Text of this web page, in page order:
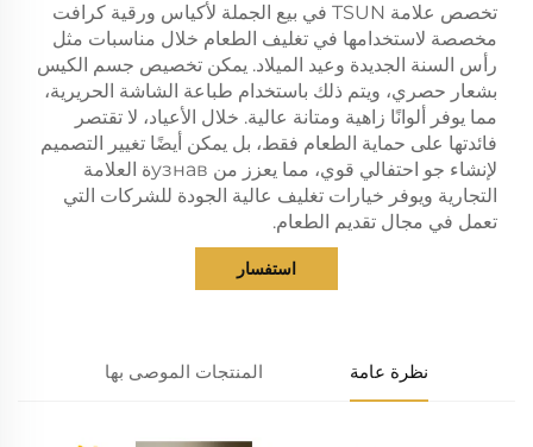
تخصص علامة TSUN في بيع الجملة لأكياس ورقية كرافت
مخصصة لاستخدامها في تغليف الطعام خلال مناسبات مثل
رأس السنة الجديدة وعيد الميلاد. يمكن تخصيص جسم الكيس
بشعار حصري، ويتم ذلك باستخدام طباعة الشاشة الحريرية،
مما يوفر ألوانًا زاهية ومتانة عالية. خلال الأعياد، لا تقتصر
فائدتها على حماية الطعام فقط، بل يمكن أيضًا تغيير التصميم
لإنشاء جو احتفالي قوي، مما يعزز من узнавة العلامة
التجارية ويوفر خيارات تغليف عالية الجودة للشركات التي
تعمل في مجال تقديم الطعام.
استفسار
نظرة عامة المنتجات الموصى بها